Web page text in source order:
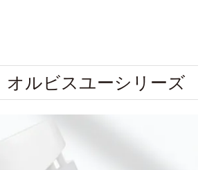
ルビスユーシリーズ